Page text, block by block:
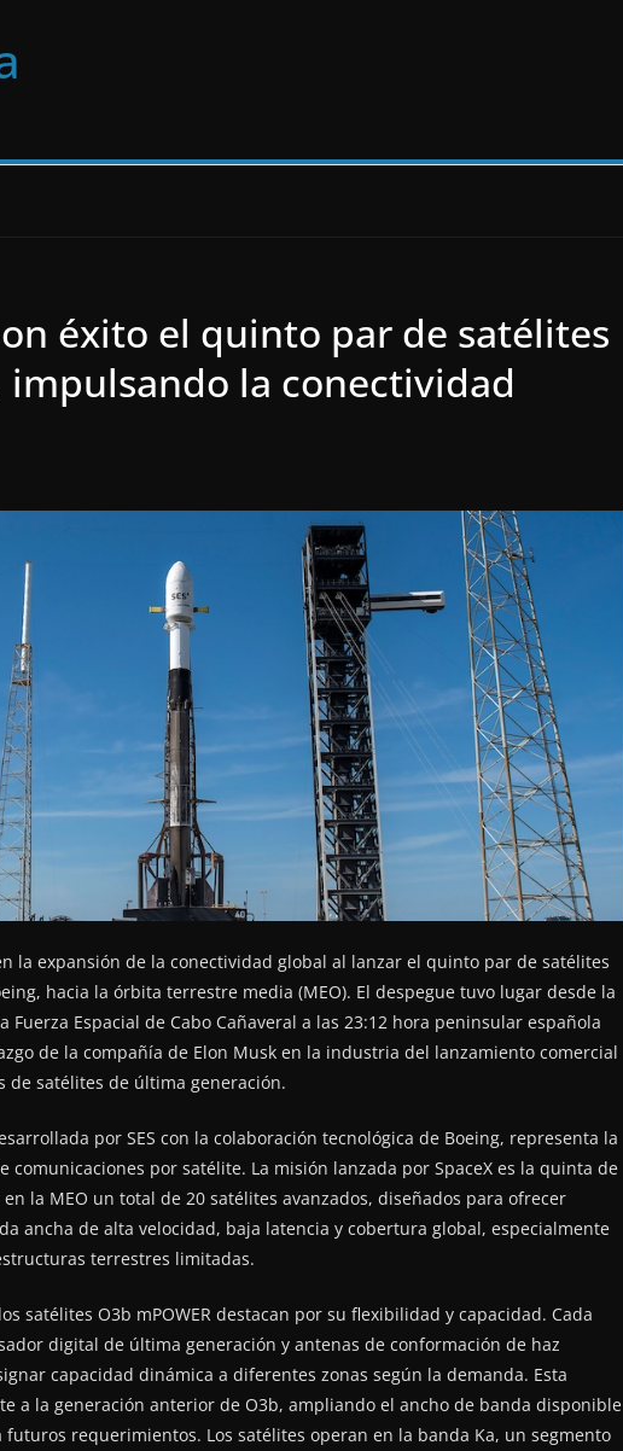
éxito el quinto par de satélites
impulsando la conectividad
la expansión de la conectividad global al lanzar el quinto par de satélites
hacia la órbita terrestre media (MEO). El despegue tuvo lugar desde la
Fuerza Espacial de Cabo Cañaveral a las 23:12 hora peninsular española
de la compañía de Elon Musk en la industria del lanzamiento comercial
de satélites de última generación.
por SES con la colaboración tecnológica de Boeing, representa la
por satélite. La misión lanzada por SpaceX es la quinta de
la MEO un total de 20 satélites avanzados, diseñados para ofrecer
ancha de alta velocidad, baja latencia y cobertura global, especialmente
terrestres limitadas.
satélites O3b mPOWER destacan por su flexibilidad y capacidad. Cada
digital de última generación y antenas de conformación de haz
capacidad dinámica a diferentes zonas según la demanda. Esta
a la generación anterior de O3b, ampliando el ancho de banda disponible
requerimientos. Los satélites operan en la banda Ka, un segmento